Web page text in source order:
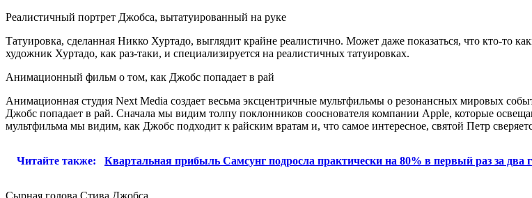
Реалистичный портрет Джобса, вытатуированный на руке
Татуировка, сделанная Никко Хуртадо, выглядит крайне реалистично. Может даже показаться, что кто-то
художник Хуртадо, как раз-таки, и специализируется на реалистичных татуировках.
Анимационный фильм о том, как Джобс попадает в рай
Анимационная студия Next Media создает весьма эксцентричные мультфильмы о резонансных мировых
Джобс попадает в рай. Сначала мы видим толпу поклонников сооснователя компании Apple, которые
мультфильма мы видим, как Джобс подходит к райским вратам и, что самое интересное, святой Петр
Читайте также: Квартальная прибыль Самсунг подросла практически на 80% в первый раз за два
Сырная голова Стива Джобса